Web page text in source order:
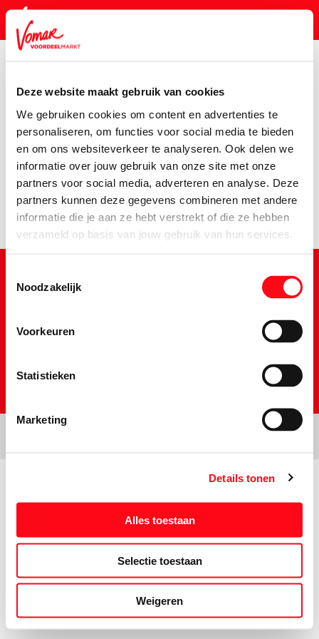
Deze website maakt gebruik van cookies
We gebruiken cookies om content en advertenties te
personaliseren, om functies voor social media te bieden
en om ons websiteverkeer te analyseren. Ook delen we
informatie over jouw gebruik van onze site met onze
partners voor social media, adverteren en analyse. Deze
partners kunnen deze gegevens combineren met andere
informatie die je aan ze hebt verstrekt of die ze hebben
verzameld op basis van jouw gebruik van hun services.
Noodzakelijk
Voorkeuren
Statistieken
Marketing
Details tonen
Alles toestaan
Selectie toestaan
Weigeren
KIK-kaart
Pincode vergeten
Persoonlijk KIK-account
Assortiment Voorraadkast Tussendoortjes Xxl-
Er is een fout opgetreden
We hebben het product niet kunnen vinden.
Prijs- en tekstwijzigingen onder voorbehoud. Aanbiedingen op deze